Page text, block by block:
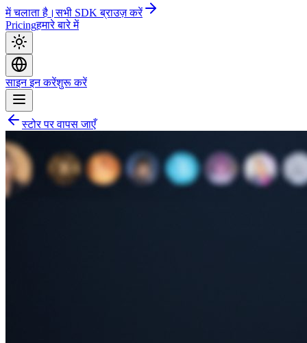
में चलाता है।सभी SDK ब्राउज़ करें
Pricingहमारे बारे में
साइन इन करेंशुरू करें
स्टोर पर वापस जाएँ